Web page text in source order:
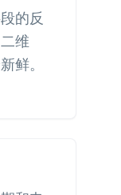
的反
维
鲜。